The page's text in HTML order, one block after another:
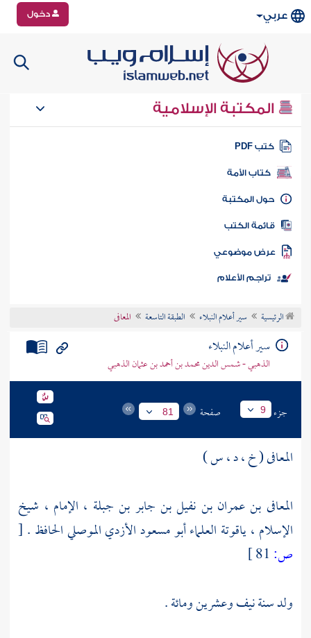
عربي دخول
المكتبة الإسلامية
كتب PDF
كتاب الأمة
المكتبة
الكتب
موضوعي
تراجم الأعلام
الرئيسية سير أعلام النبلاء الطبقة التاسعة المعافى
سير أعلام النبلاء
الذهبي - شمس الدين محمد بن أحمد بن عثمان الذهبي
جزء 9 صفحة 81
المعافى ( خ ، د ، س )
المعافى بن عمران بن نفيل بن جابر بن جبلة ، الإمام ، شيخ
الإسلام ، ياقوتة العلماء أبو مسعود الأزدي الموصلي الحافظ . [
ص:
ولد سنة نيف وعشرين ومائة .